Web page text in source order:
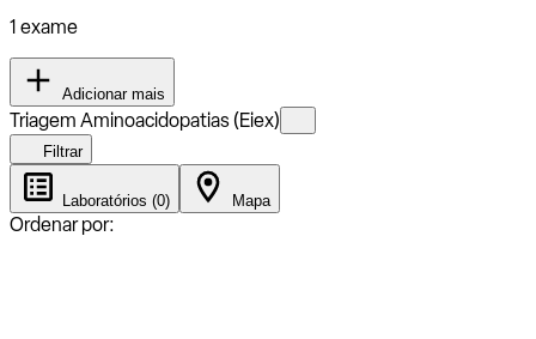
1 exame
Adicionar mais
Triagem Aminoacidopatias (Eiex)
Filtrar
Laboratórios (0) Mapa
Ordenar por: